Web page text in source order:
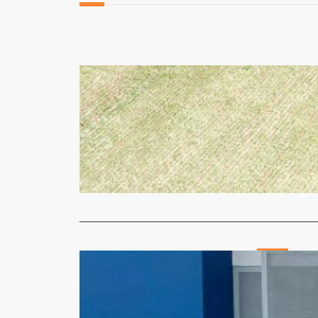
Geral
Obra da
Micheli
Mais uma
liga a Av.
Read More…